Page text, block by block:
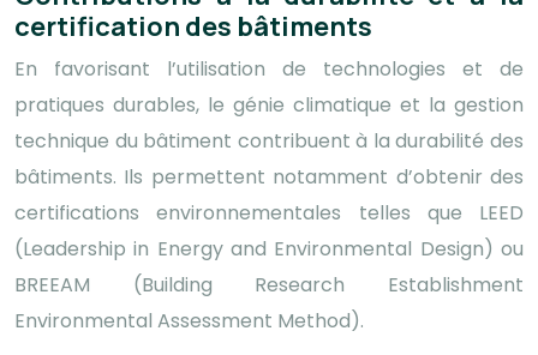
certification des bâtiments
En favorisant l’utilisation de technologies et de
pratiques durables, le génie climatique et la gestion
technique du bâtiment contribuent à la durabilité des
bâtiments. Ils permettent notamment d’obtenir des
certifications environnementales telles que LEED
(Leadership in Energy and Environmental Design) ou
BREEAM (Building Research Establishment
Environmental Assessment Method).